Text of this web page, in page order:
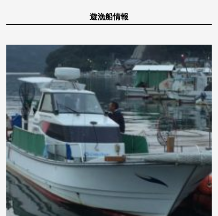
遊漁船情報